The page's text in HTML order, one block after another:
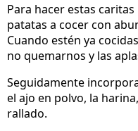
Para hacer estas
patatas a cocer con
Cuando estén ya
no quemarnos y las
Seguidamente
el ajo en polvo, la
rallado.